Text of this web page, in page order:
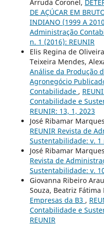
Arruda Coronel,
DE AÇÚCAR EM
INDIANO (1999 A
Administração
n. 1 (2016): REUNIR
Elis Regina de
Teixeira Mendes,
Análise da Produção
Agronegócio
Contabilidade ,
Contabilidade e
REUNIR: 13, 1, 2023
José Ribamar
REUNIR Revista de
Sustentabilidade: v. 1
José Ribamar
Revista de
Sustentabilidade: v.
Giovanna Ribeiro
Souza, Beatriz Fátima
Empresas da B3 ,
Contabilidade e
REUNIR